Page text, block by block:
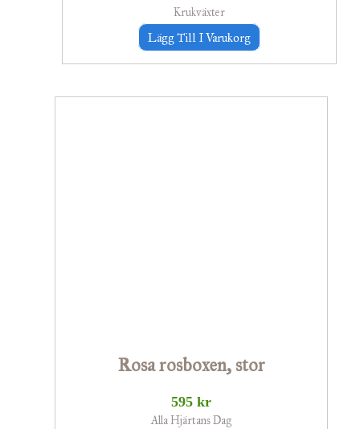
Krukväxter
Lägg Till I Varukorg
Rosa rosboxen, stor
595 kr
Alla Hjärtans Dag